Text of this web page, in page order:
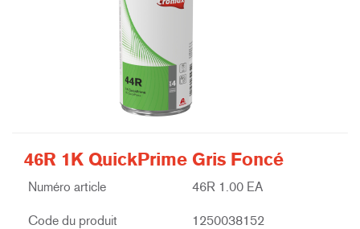
46R 1K QuickPrime Gris Foncé
Numéro article 46R 1.00 EA
Code du produit 1250038152